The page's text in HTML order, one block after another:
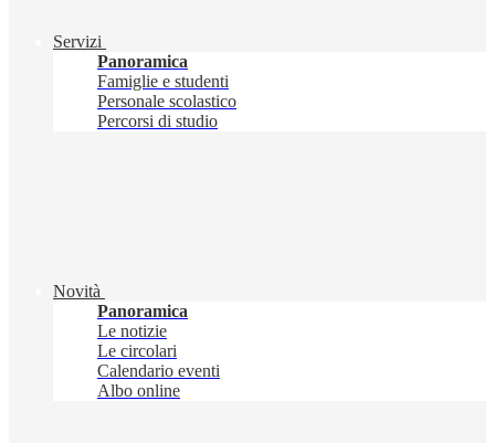
Servizi
Panoramica
Famiglie e studenti
Personale scolastico
Percorsi di studio
Novità
Panoramica
Le notizie
Le circolari
Calendario eventi
Albo online